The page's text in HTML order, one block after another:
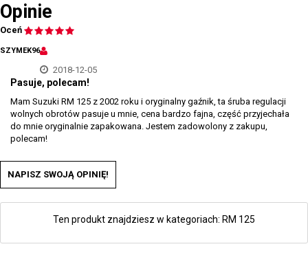
Opinie
Oceń
SZYMEK96
2018-12-05
Pasuje, polecam!
Mam Suzuki RM 125 z 2002 roku i oryginalny gaźnik, ta śruba regulacji
wolnych obrotów pasuje u mnie, cena bardzo fajna, część przyjechała
do mnie oryginalnie zapakowana. Jestem zadowolony z zakupu,
polecam!
NAPISZ SWOJĄ OPINIĘ!
Ten produkt znajdziesz w kategoriach: RM 125